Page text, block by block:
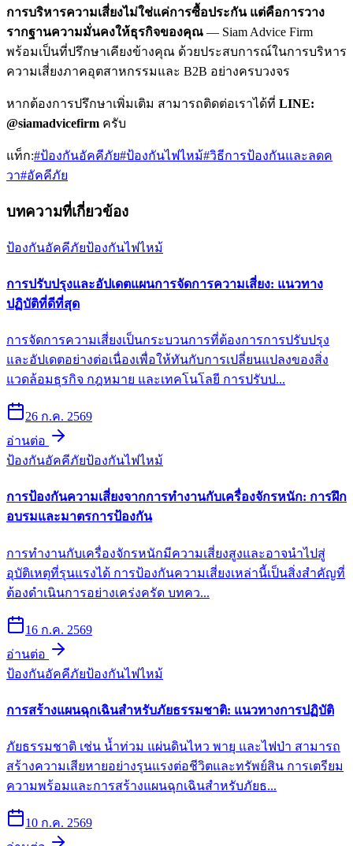
การบริหารความเสี่ยงไม่ใช่แค่การซื้อประกัน แต่คือการวาง
รากฐานความมั่นคงให้ธุรกิจของคุณ — Siam Advice Firm
พร้อมเป็นที่ปรึกษาเคียงข้างคุณ ด้วยประสบการณ์ในการบริหาร
ความเสี่ยงภาคอุตสาหกรรมและ B2B อย่างครบวงจร
หากต้องการปรึกษาเพิ่มเติม สามารถติดต่อเราได้ที่ LINE:
@siamadvicefirm ครับ
แท็ก:#ป้องกันอัคคีภัย#ป้องกันไฟไหม้#วิธีการป้องกันและลดค
วา#อัคคีภัย
บทความที่เกี่ยวข้อง
ป้องกันอัคคีภัยป้องกันไฟไหม้
การปรับปรุงและอัปเดตแผนการจัดการความเสี่ยง: แนวทาง
ปฏิบัติที่ดีที่สุด
การจัดการความเสี่ยงเป็นกระบวนการที่ต้องการการปรับปรุง
และอัปเดตอย่างต่อเนื่องเพื่อให้ทันกับการเปลี่ยนแปลงของสิ่ง
แวดล้อมธุรกิจ กฎหมาย และเทคโนโลยี การปรับป...
26 ก.ค. 2569
อ่านต่อ
ป้องกันอัคคีภัยป้องกันไฟไหม้
การป้องกันความเสี่ยงจากการทำงานกับเครื่องจักรหนัก: การฝึก
อบรมและมาตรการป้องกัน
การทำงานกับเครื่องจักรหนักมีความเสี่ยงสูงและอาจนำไปสู่
อุบัติเหตุที่รุนแรงได้ การป้องกันความเสี่ยงเหล่านี้เป็นสิ่งสำคัญที่
ต้องดำเนินการอย่างเคร่งครัด บทคว...
16 ก.ค. 2569
อ่านต่อ
ป้องกันอัคคีภัยป้องกันไฟไหม้
การสร้างแผนฉุกเฉินสำหรับภัยธรรมชาติ: แนวทางการปฏิบัติ
ภัยธรรมชาติ เช่น น้ำท่วม แผ่นดินไหว พายุ และไฟป่า สามารถ
สร้างความเสียหายอย่างรุนแรงต่อชีวิตและทรัพย์สิน การเตรียม
ความพร้อมและการสร้างแผนฉุกเฉินสำหรับภัยธ...
10 ก.ค. 2569